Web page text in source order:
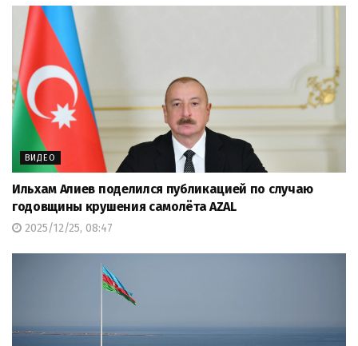
ВИДЕО
Ильхам Алиев поделился публикацией по случаю
годовщины крушения самолёта AZAL
2025/12/25, 08:47